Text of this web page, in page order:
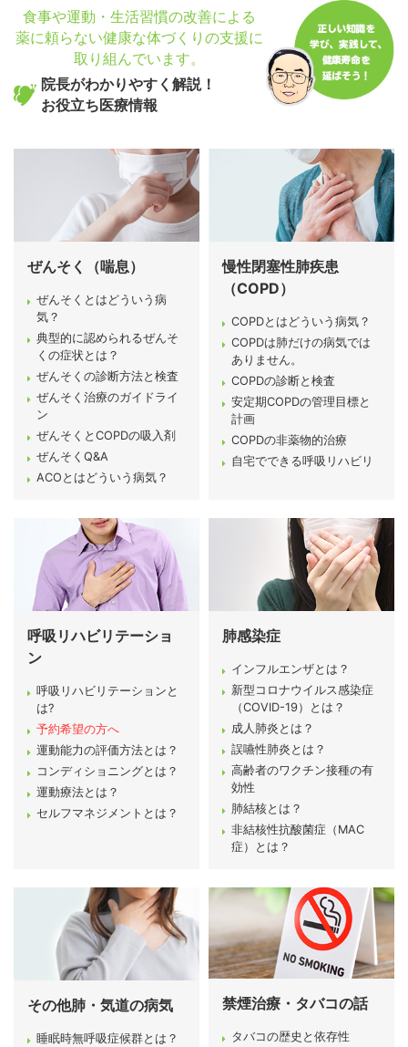
食事や運動・生活習慣の改善による
薬に頼らない健康な体づくりの支援に
取り組んでいます。
院長がわかりやすく解説！
お役立ち医療情報
ぜんそく（喘息）
ぜんそくとはどういう病
気？
典型的に認められるぜんそ
くの症状とは？
ぜんそくの診断方法と検査
ぜんそく治療のガイドライ
ン
ぜんそくとCOPDの吸入剤
ぜんそくQ&A
ACOとはどういう病気？
慢性閉塞性肺疾患
（COPD）
COPDとはどういう病気？
COPDは肺だけの病気では
ありません。
COPDの診断と検査
安定期COPDの管理目標と
計画
COPDの非薬物的治療
自宅でできる呼吸リハビリ
呼吸リハビリテーショ
ン
呼吸リハビリテーションと
は?
予約希望の方へ
運動能力の評価方法とは？
コンディショニングとは？
運動療法とは？
セルフマネジメントとは？
肺感染症
インフルエンザとは？
新型コロナウイルス感染症
（COVID-19）とは？
成人肺炎とは？
誤嚥性肺炎とは？
高齢者のワクチン接種の有
効性
肺結核とは？
非結核性抗酸菌症（MAC
症）とは？
その他肺・気道の病気
睡眠時無呼吸症候群とは？
禁煙治療・タバコの話
タバコの歴史と依存性